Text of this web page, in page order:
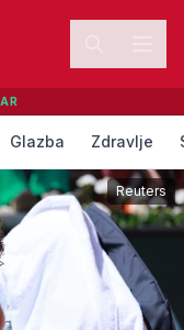
Glazba Zdravlje
Reuters